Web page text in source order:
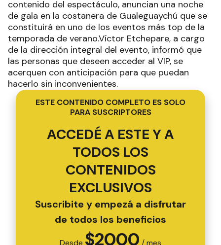
contenido del espectáculo, anuncian una noche
de gala en la costanera de Gualeguaychú que se
constituirá en uno de los eventos más top de la
temporada de verano.Víctor Etchepare, a cargo
de la dirección integral del evento, informó que
las personas que deseen acceder al VIP, se
acerquen con anticipación para que puedan
hacerlo sin inconvenientes.
ESTE CONTENIDO COMPLETO ES SOLO
PARA SUSCRIPTORES
ACCEDÉ A ESTE Y A
TODOS LOS
CONTENIDOS
EXCLUSIVOS
Suscribite y empezá a disfrutar
de todos los beneficios
Desde $2000 / mes